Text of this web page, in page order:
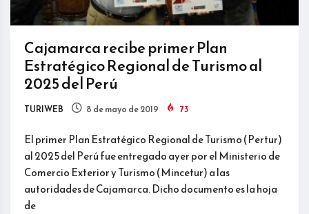
Cajamarca recibe primer Plan
Estratégico Regional de Turismo al
2025 del Perú
TURIWEB 8 de mayo de 2019 73
El primer Plan Estratégico Regional de Turismo (Pertur)
al 2025 del Perú fue entregado ayer por el Ministerio de
Comercio Exterior y Turismo (Mincetur) a las
autoridades de Cajamarca. Dicho documento es la hoja
de